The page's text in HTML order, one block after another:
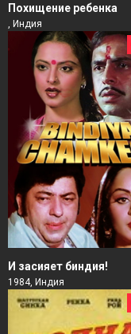
Похищение ребенка
, Индия
И засияет биндия!
1984, Индия